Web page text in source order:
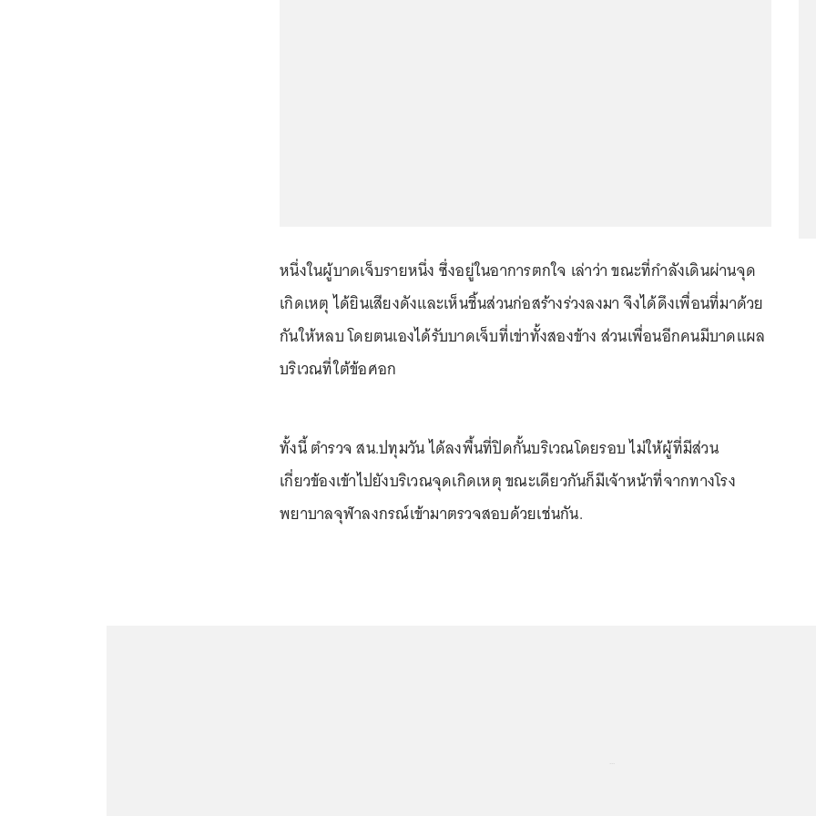
หนึ่งในผู้บาดเจ็บรายหนึ่ง ซึ่งอยู่ในอาการตกใจ เล่าว่า ขณะที่กำลังเดินผ่านจุด
เกิดเหตุ ได้ยินเสียงดังและเห็นชิ้นส่วนก่อสร้างร่วงลงมา จึงได้ดึงเพื่อนที่มาด้วย
กันให้หลบ โดยตนเองได้รับบาดเจ็บที่เข่าทั้งสองข้าง ส่วนเพื่อนอีกคนมีบาดแผล
บริเวณที่ใต้ข้อศอก ⁣⁣
ทั้งนี้ ตำรวจ สน.ปทุมวัน ได้ลงพื้นที่ปิดกั้นบริเวณโดยรอบ ไม่ให้ผู้ที่มีส่วน
เกี่ยวข้องเข้าไปยังบริเวณจุดเกิดเหตุ ขณะเดียวกันก็มีเจ้าหน้าที่จากทางโรง
พยาบาลจุฬาลงกรณ์เข้ามาตรวจสอบด้วยเช่นกัน⁣.